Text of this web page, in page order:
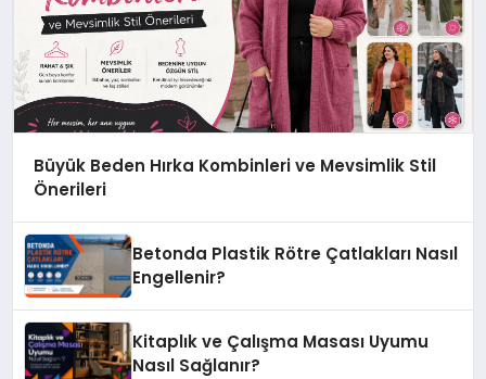
Büyük Beden Hırka Kombinleri ve Mevsimlik Stil
Önerileri
Betonda Plastik Rötre Çatlakları Nasıl
Engellenir?
Kitaplık ve Çalışma Masası Uyumu
Nasıl Sağlanır?